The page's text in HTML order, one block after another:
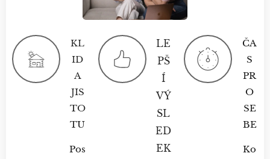
KL
ID
A
JIS
TO
TU
Pos
LE
PŠ
Í
VÝ
SL
ED
EK
ČA
S
PR
O
SE
BE
Ko